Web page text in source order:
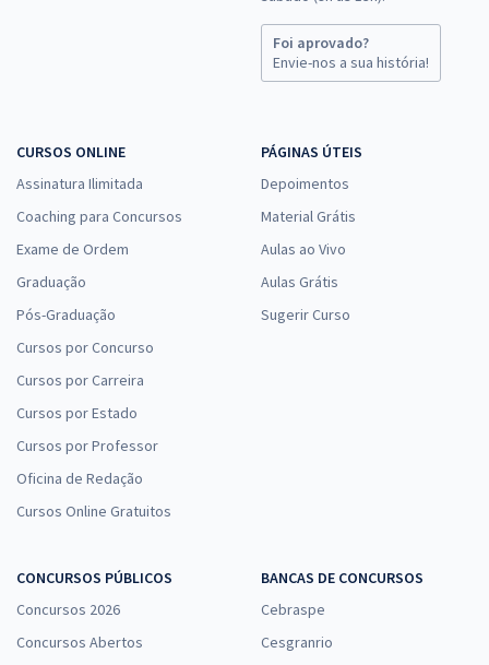
Foi aprovado?
Envie-nos a sua história!
CURSOS ONLINE
Assinatura Ilimitada
Coaching para Concursos
Exame de Ordem
Graduação
Pós-Graduação
Cursos por Concurso
Cursos por Carreira
Cursos por Estado
Cursos por Professor
Oficina de Redação
Cursos Online Gratuitos
PÁGINAS ÚTEIS
Depoimentos
Material Grátis
Aulas ao Vivo
Aulas Grátis
Sugerir Curso
CONCURSOS PÚBLICOS
Concursos 2026
Concursos Abertos
BANCAS DE CONCURSOS
Cebraspe
Cesgranrio